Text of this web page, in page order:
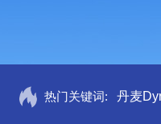
热门关键词: 丹麦